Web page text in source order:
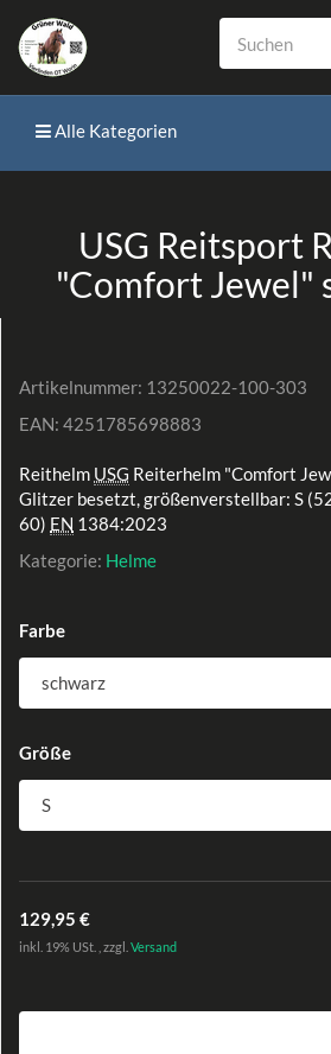
Alle Kategorien
USG Reitsport
"Comfort Jewel"
Artikelnummer: 13250022-100-303
EAN: 4251785698883
Reithelm USG Reiterhelm "Comfort
Glitzer besetzt, größenverstellbar: S
60) EN 1384:2023
Kategorie: Helme
Farbe
Größe
129,95 €
inkl. 19% USt. , zzgl. Versand